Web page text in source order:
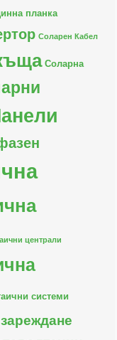
планка
Соларен Кабел
Соларна
централи
системи